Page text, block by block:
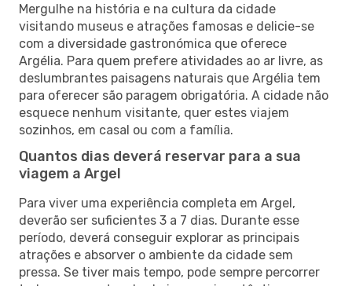
Mergulhe na história e na cultura da cidade
visitando museus e atrações famosas e delicie-se
com a diversidade gastronómica que oferece
Argélia. Para quem prefere atividades ao ar livre, as
deslumbrantes paisagens naturais que Argélia tem
para oferecer são paragem obrigatória. A cidade não
esquece nenhum visitante, quer estes viajem
sozinhos, em casal ou com a família.
Quantos dias deverá reservar para a sua
viagem a Argel
Para viver uma experiência completa em Argel,
deverão ser suficientes 3 a 7 dias. Durante esse
período, deverá conseguir explorar as principais
atrações e absorver o ambiente da cidade sem
pressa. Se tiver mais tempo, pode sempre percorrer